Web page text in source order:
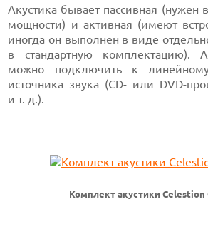
Акустика бывает пассивная (нужен
мощности) и активная (имеют
иногда он выполнен в виде
в стандартную комплектацию).
можно подключить к
источника звука (CD- или DVD-
и т. д.).
Комплект акустики Celestion